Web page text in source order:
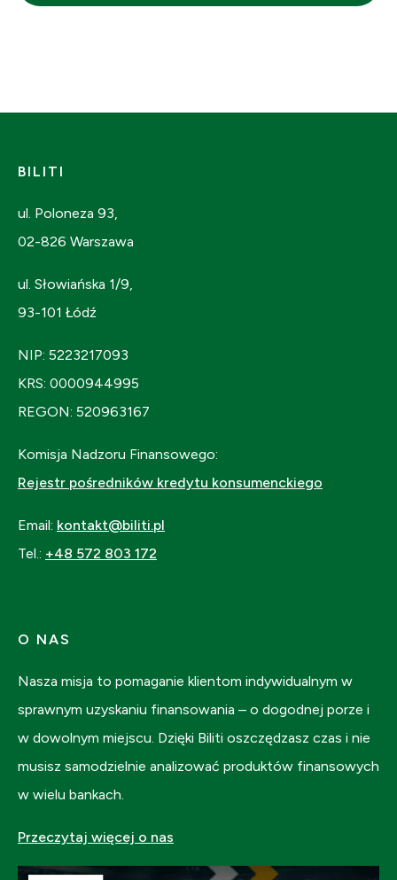
BILITI
ul. Poloneza 93,
02-826 Warszawa
ul. Słowiańska 1/9,
93-101 Łódź
NIP: 5223217093
KRS: 0000944995
REGON: 520963167
Komisja Nadzoru Finansowego:
Rejestr pośredników kredytu konsumenckiego
Email: kontakt@biliti.pl
Tel.: +48 572 803 172
O NAS
Nasza misja to pomaganie klientom indywidualnym w
sprawnym uzyskaniu finansowania – o dogodnej porze i
w dowolnym miejscu. Dzięki Biliti oszczędzasz czas i nie
musisz samodzielnie analizować produktów finansowych
w wielu bankach.
Przeczytaj więcej o nas